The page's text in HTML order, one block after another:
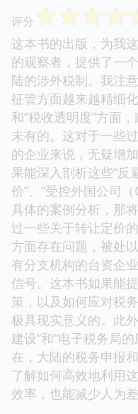
评分 ☆☆☆☆
这本书的出版，为我
的观察者，提供了一
陆的涉外税制。我注
征管方面越来越精细
和“税收透明度”方面
未有的。这对于一些
的企业来说，无疑增
果能深入剖析这些“反
价”、“受控外国公司
具体的案例分析，那
过一些关于转让定价
方面存在问题，被处
有分支机构的台资企
信号。这本书如果能
策，以及如何应对税
极具现实意义的。此
建设”和“电子税务局
在，大陆的税务申报
了解如何高效地利用
效率，也能减少人为